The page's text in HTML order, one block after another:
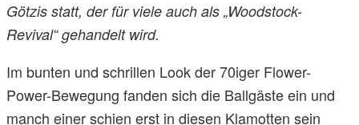
Götzis statt, der für viele auch als „Woodstock-
Revival“ gehandelt wird.
Im bunten und schrillen Look der 70iger Flower-
Power-Bewegung fanden sich die Ballgäste ein und
manch einer schien erst in diesen Klamotten sein